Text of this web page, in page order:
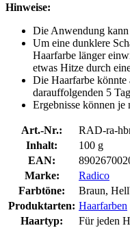
Hinweise:
Die Anwendung
Um eine dunklere
Haarfarbe länger
etwas Hitze durch
Die Haarfarbe
darauffolgenden 5
Ergebnisse können je
Art.-Nr.:
RAD-ra-
Inhalt:
100 g
EAN:
Marke:
Radico
Farbtöne:
Braun,
Produktarten: Haarfarben
Haartyp:
Für jeden